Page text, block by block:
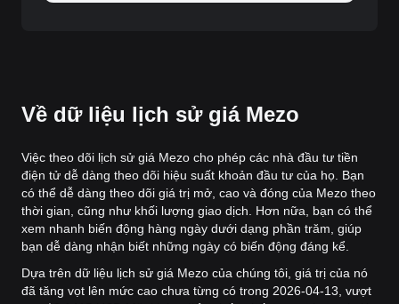
Về dữ liệu lịch sử giá Mezo
Việc theo dõi lịch sử giá Mezo cho phép các nhà đầu tư tiền
điện tử dễ dàng theo dõi hiệu suất khoản đầu tư của họ. Bạn
có thể dễ dàng theo dõi giá trị mở, cao và đóng của Mezo theo
thời gian, cũng như khối lượng giao dịch. Hơn nữa, bạn có thể
xem nhanh biến động hàng ngày dưới dạng phần trăm, giúp
bạn dễ dàng nhận biết những ngày có biến động đáng kể.
Dựa trên dữ liệu lịch sử giá Mezo của chúng tôi, giá trị của nó
đã tăng vọt lên mức cao chưa từng có trong 2026-04-13, vượt